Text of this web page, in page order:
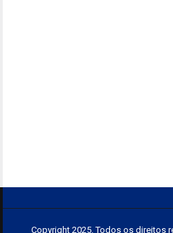
Copyright 2025. Todos os direitos